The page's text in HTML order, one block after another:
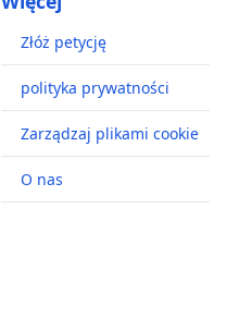
Złóż petycję
polityka prywatności
Zarządzaj plikami cookie
O nas